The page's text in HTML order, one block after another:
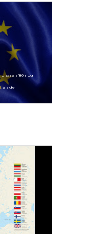
jaren '80 nog
en de